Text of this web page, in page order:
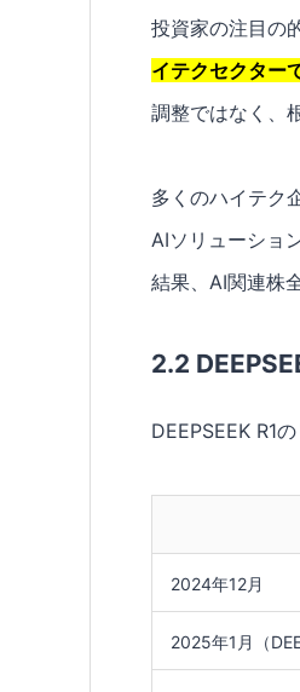
投資家の注目の
イテクセクター
調整ではなく、
多くのハイテク
AIソリューショ
結果、AI関連株
2.2
DEEPSEEK R1
2024年12月
2025年1月（